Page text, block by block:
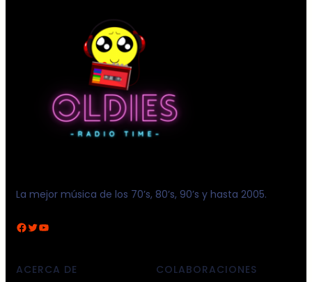
La mejor música de los 70’s, 80’s, 90’s y hasta 2005.
Facebook Twitter YouTube
ACERCA DE
COLABORACIONES